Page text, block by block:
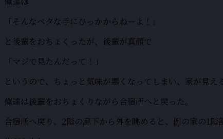
「そんなベタな手にひっかからねーよ！」
と後輩をおちょくったが、後輩が真顔で
「マジで見たんだって！」
というので、ちょっと気味が悪くなってしまい、家が見
俺達は後輩をおちょくりながら合宿所へと戻った。
合宿所へ戻り、2階の廊下から外を眺めると、例の家の1階